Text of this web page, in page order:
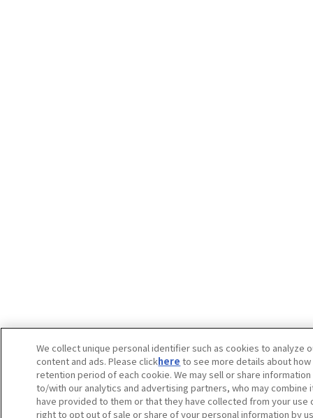
We collect unique personal identifier such as cookies to analyze
content and ads. Please clickhere to see more details about
retention period of each cookie. We may sell or share
to/with our analytics and advertising partners, who may
have provided to them or that they have collected from your use
right to opt out of sale or share of your personal information by